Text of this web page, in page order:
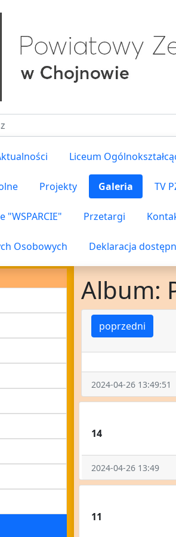
Liceum
Projekty Galeria TV
"WSPARCIE" Przetargi
Osobowych Deklaracja
Album:
poprzedni
2024-04-26 13:49:51
14
2024-04-26 13:49
11